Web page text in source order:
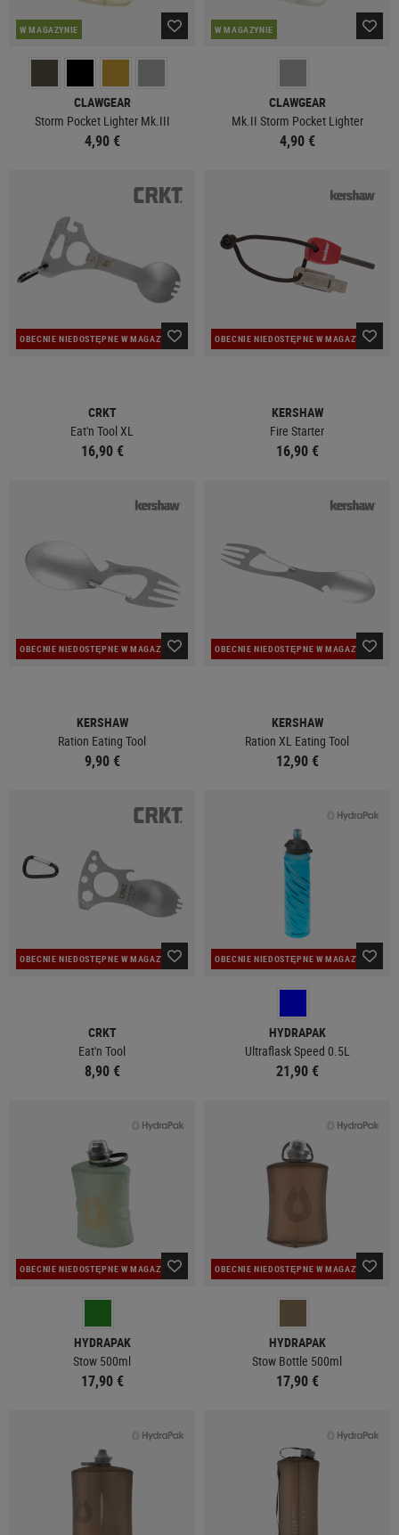
W MAGAZYNIE
CLAWGEAR
Storm Pocket Lighter Mk.III
4,90 €
W MAGAZYNIE
CLAWGEAR
Mk.II Storm Pocket Lighter
4,90 €
OBECNIE NIEDOSTĘPNE W MAGAZYNIE
CRKT
Eat'n Tool XL
16,90 €
OBECNIE NIEDOSTĘPNE W MAGAZYNIE
KERSHAW
Fire Starter
16,90 €
OBECNIE NIEDOSTĘPNE W MAGAZYNIE
KERSHAW
Ration Eating Tool
9,90 €
OBECNIE NIEDOSTĘPNE W MAGAZYNIE
KERSHAW
Ration XL Eating Tool
12,90 €
OBECNIE NIEDOSTĘPNE W MAGAZYNIE
CRKT
Eat'n Tool
8,90 €
OBECNIE NIEDOSTĘPNE W MAGAZYNIE
HYDRAPAK
Ultraflask Speed 0.5L
21,90 €
OBECNIE NIEDOSTĘPNE W MAGAZYNIE
HYDRAPAK
Stow 500ml
17,90 €
OBECNIE NIEDOSTĘPNE W MAGAZYNIE
HYDRAPAK
Stow Bottle 500ml
17,90 €